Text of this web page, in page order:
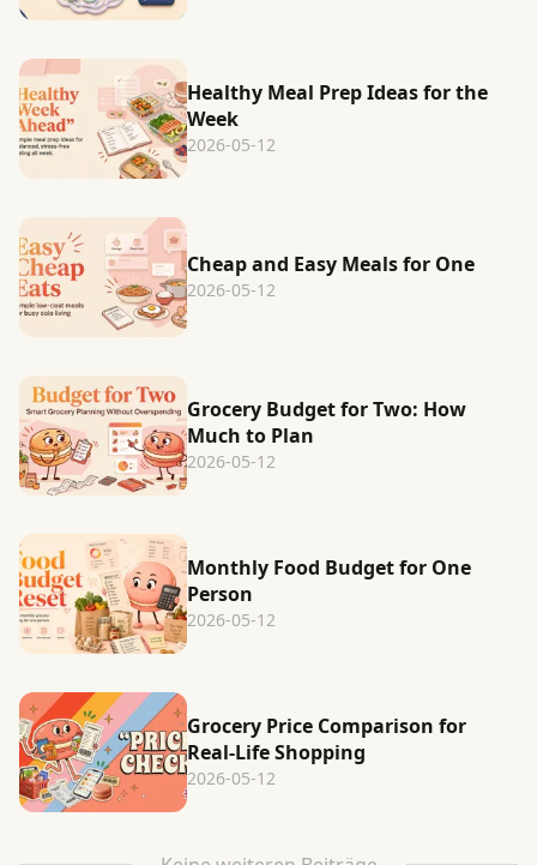
Healthy Meal Prep Ideas for the
Week
2026-05-12
Cheap and Easy Meals for One
2026-05-12
Grocery Budget for Two: How
Much to Plan
2026-05-12
Monthly Food Budget for One
Person
2026-05-12
Grocery Price Comparison for
Real-Life Shopping
2026-05-12